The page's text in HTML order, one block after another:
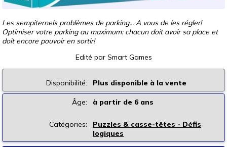
Les sempiternels problèmes de parking... A vous de les régler!
Optimiser votre parking au maximum: chacun doit avoir sa place et
doit encore pouvoir en sortir!
Edité par Smart Games
Disponibilité: Plus disponible à la vente
Âge: à partir de 6 ans
Catégories:
Puzzles & casse-têtes - Défis
logiques